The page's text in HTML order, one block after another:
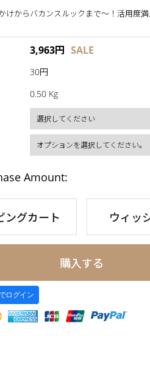
けからバカンスルックまで～！活用度満
3,963円 SALE
30円
0.50 Kg
Amount:
ングカート ウィッ
購入する
ログイン